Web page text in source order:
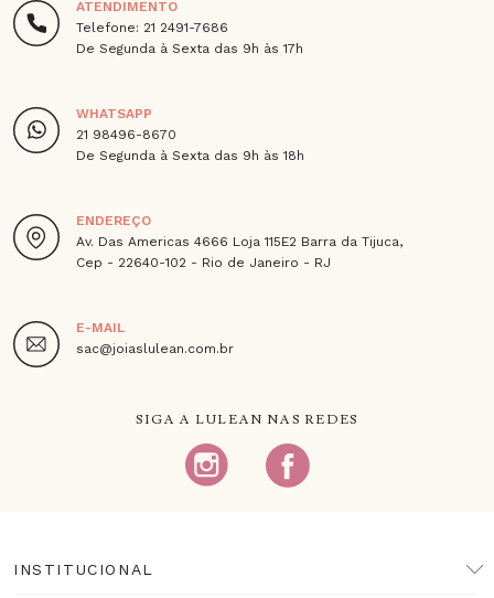
ATENDIMENTO
Telefone: 21 2491-7686
De Segunda à Sexta das 9h às 17h
WHATSAPP
21 98496-8670
De Segunda à Sexta das 9h às 18h
ENDEREÇO
Av. Das Americas 4666 Loja 115E2 Barra da Tijuca,
Cep - 22640-102 - Rio de Janeiro - RJ
E-MAIL
sac@joiaslulean.com.br
SIGA A LULEAN NAS REDES
INSTITUCIONAL